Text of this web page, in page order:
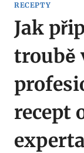
RECEPTY
Jak
troubě
recept